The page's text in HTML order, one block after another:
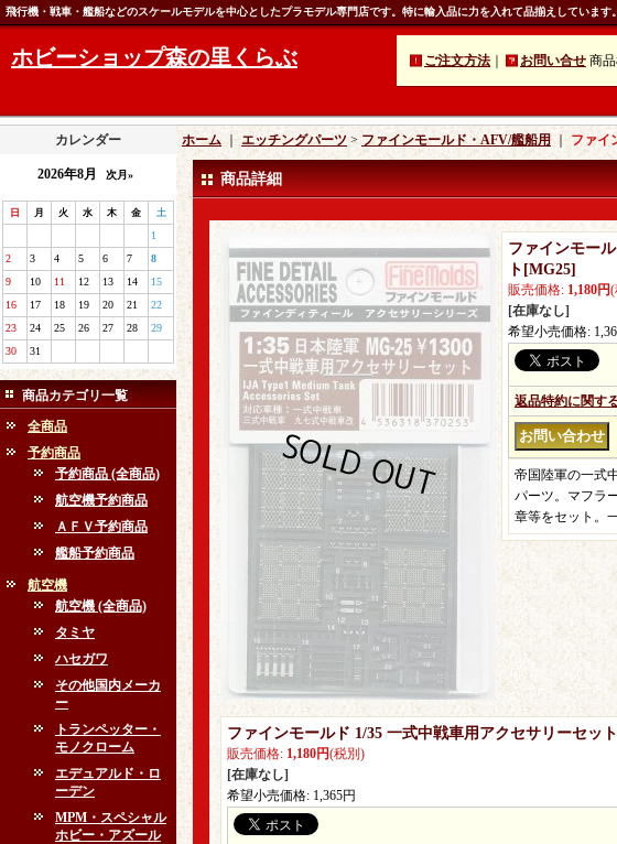
飛行機・戦車・艦船などのスケールモデルを中心としたプラモデル専門店です。特に輸入品に力を入れて品揃えしています。
ホビーショップ森の里くらぶ ご注文方法 お問い合せ 商
カレンダー
2026年8月 次月»
日 月 火 水 木 金 土
1
2
3 4 5 6 7
8
9
10 11 12 13 14
15
16
17 18 19 20 21
22
23
24 25 26 27 28
29
30
31
商品カテゴリ一覧
全商品
予約商品
予約商品 (全商品)
航空機予約商品
ＡＦＶ予約商品
艦船予約商品
航空機
航空機 (全商品)
タミヤ
ハセガワ
その他国内メーカ
ー
トランペッター・
モノクローム
エデュアルド・ロ
ーデン
MPM・スペシャル
ホビー・アズール
ホーム エッチングパーツ > ファインモールド・AFV/艦船用 ファイ
商品詳細
ファインモー
ト [MG25]
販売価格: 1,180円(
[在庫なし]
希望小売価格:
返品特約に関す
帝国陸軍の一式
パーツ。マフラ
章等をセット。
ファインモールド 1/35 一式中戦車用アクセサリーセット
販売価格: 1,180円(税別)
[在庫なし]
希望小売価格: 1,365円